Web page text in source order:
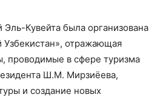
Кувейта была организована
Узбекистан», отражающая
проводимые в сфере туризма
Ш.М. Мирзиёева,
и создание новых